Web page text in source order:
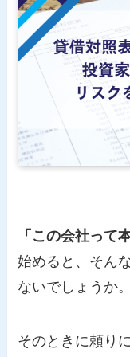
「この会社って
始めると、そん
ないでしょうか。
そのときに頼り